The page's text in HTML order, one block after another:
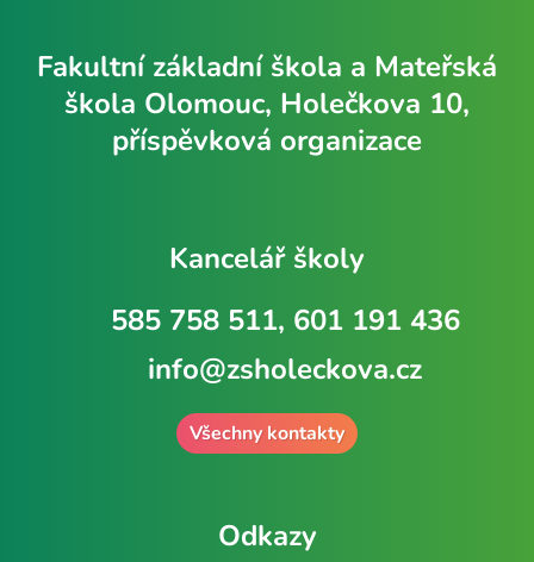
Fakultní základní škola a Mateřská
škola Olomouc, Holečkova 10,
příspěvková organizace
Kancelář školy
585 758 511, 601 191 436
info@zsholeckova.cz
Všechny kontakty
Odkazy